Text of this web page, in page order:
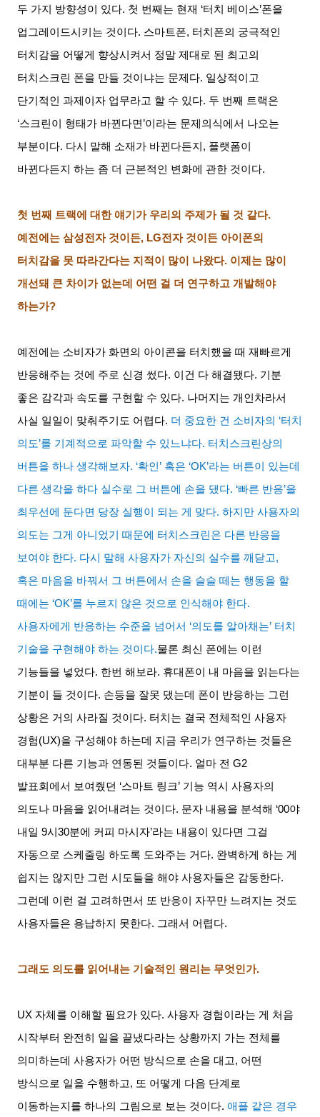
두 가지 방향성이 있다. 첫 번째는 현재 ‘터치 베이스’폰을
업그레이드시키는 것이다. 스마트폰, 터치폰의 궁극적인
터치감을 어떻게 향상시켜서 정말 제대로 된 최고의
터치스크린 폰을 만들 것이냐는 문제다. 일상적이고
단기적인 과제이자 업무라고 할 수 있다. 두 번째 트랙은
‘스크린이 형태가 바뀐다면 ’이라는 문제의식에서 나오는
부분이다. 다시 말해 소재가 바뀐다든지 , 플랫폼이
바뀐다든지 하는 좀 더 근본적인 변화에 관한 것이다.
첫 번째 트랙에 대한 얘기가 우리의 주제가 될 것 같다.
예전에는 삼성전자 것이든, LG전자 것이든 아이폰의
터치감을 못 따라간다는 지적이 많이 나왔다. 이제는 많이
개선돼 큰 차이가 없는데 어떤 걸 더 연구하고 개발해야
하는가?
예전에는 소비자가 화면의 아이콘을 터치했을 때 재빠르게
반응해주는 것에 주로 신경 썼다. 이건 다 해결됐다. 기분
좋은 감각과 속도를 구현할 수 있다. 나머지는 개인차라서
사실 일일이 맞춰주기도 어렵다. 더 중요한 건 소비자의 ‘터치
의도’를 기계적으로 파악할 수 있느냐다. 터치스크린상의
버튼을 하나 생각해보자. ‘확인 ’ 혹은 ‘OK’라는 버튼이 있는데
다른 생각을 하다 실수로 그 버튼에 손을 댔다. ‘빠른 반응’을
최우선에 둔다면 당장 실행이 되는 게 맞다.하지만 사용자의
의도는 그게 아니었기 때문에 터치스크린은 다른 반응을
보여야 한다. 다시 말해 사용자가 자신의 실수를 깨닫고,
혹은 마음을 바꿔서 그 버튼에서 손을 슬슬 떼는 행동을 할
때에는 ‘OK’를 누르지 않은 것으로 인식해야 한다.
사용자에게 반응하는 수준을 넘어서 ‘의도를 알아채는’ 터치
기술을 구현해야 하는 것이다.물론 최신 폰에는 이런
기능들을 넣었다. 한번 해보라. 휴대폰이 내 마음을 읽는다는
기분이 들 것이다. 손등을 잘못 댔는데 폰이 반응하는 그런
상황은 거의 사라질 것이다. 터치는 결국 전체적인 사용자
경험(UX)을 구성해야 하는데 지금 우리가 연구하는 것들은
대부분 다른 기능과 연동된 것들이다. 얼마 전 G2
발표회에서 보여줬던 ‘스마트 링크’ 기능 역시 사용자의
의도나 마음을 읽어내려는 것이다. 문자 내용을 분석해 ‘00야
내일 9시30분에 커피 마시자’라는 내용이 있다면 그걸
자동으로 스케줄링 하도록 도와주는 거다. 완벽하게 하는 게
쉽지는 않지만 그런 시도들을 해야 사용자들은 감동한다.
그런데 이런 걸 고려하면서 또 반응이 자꾸만 느려지는 것도
사용자들은 용납하지 못한다. 그래서 어렵다.
그래도 의도를 읽어내는 기술적인 원리는 무엇인가.
UX 자체를 이해할 필요가 있다.사용자 경험이라는 게 처음
시작부터 완전히 일을 끝냈다라는 상황까지 가는 전체를
의미하는데 사용자가 어떤 방식으로 손을 대고, 어떤
방식으로 일을 수행하고, 또 어떻게 다음 단계로
이동하는지를 하나의 그림으로 보는 것이다.애플 같은 경우